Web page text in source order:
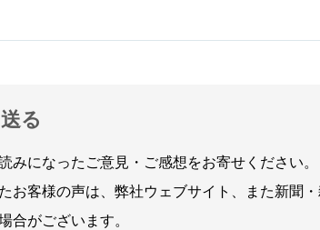
る
みになったご意見・ご感想をお寄せください。
お客様の声は、弊社ウェブサイト、また新聞
合がございます。